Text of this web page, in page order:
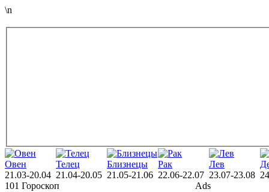
\n
Овен
21.03-20.04
Телец
21.04-20.05
Близнецы
21.05-21.06
Рак
22.06-22.07
Лев
23.07-23.08
101 Гороскоп
Ads